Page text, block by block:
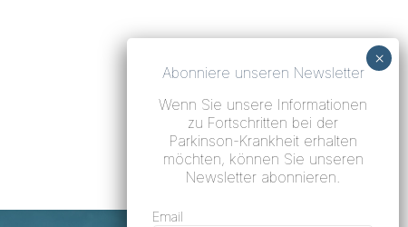
Abonniere unseren Newsletter
Wenn Sie unsere Informationen
zu Fortschritten bei der
Parkinson-Krankheit erhalten
möchten, können Sie unseren
Newsletter abonnieren.
Email